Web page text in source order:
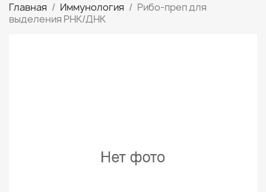
Главная Иммунология
Рибо-преп для
выделения РНК/ДНК